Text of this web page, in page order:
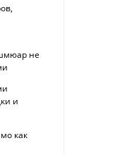
не
и
как